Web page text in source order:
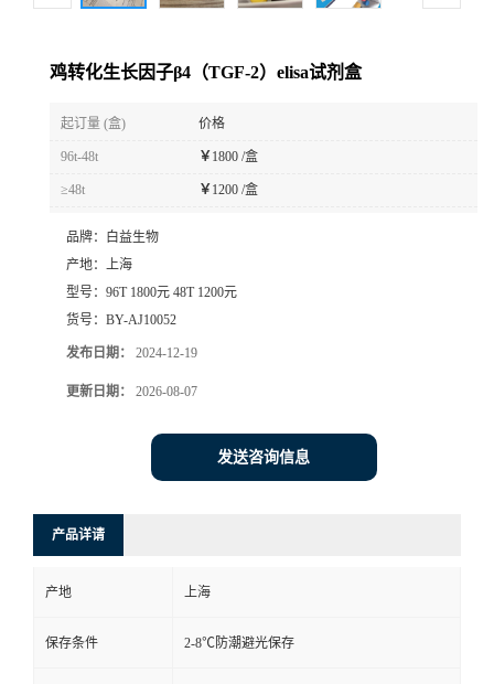
鸡转化生长因子β4（TGF-2）elisa试剂盒
起订量 (盒) 价格
96t-48t ￥ 1800 /盒
≥48t ￥ 1200 /盒
品牌：
白益生物
产地： 上海
型号： 96T 1800元 48T 1200元
货号： BY-AJ10052
发布日期： 2024-12-19
更新日期： 2026-08-07
发送咨询信息
产品详请
产地 上海
保存条件 2-8℃防潮避光保存